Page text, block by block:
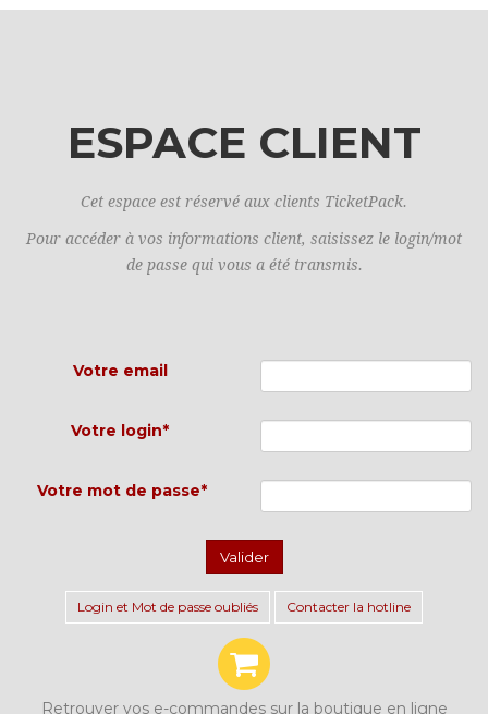
ESPACE CLIENT
Cet espace est réservé aux clients TicketPack.
Pour accéder à vos informations client, saisissez le login/mot
de passe qui vous a été transmis.
Votre email
Votre login*
Votre mot de passe*
Valider
Login et Mot de passe oubliés Contacter la hotline
Retrouver vos e-commandes sur la boutique en ligne